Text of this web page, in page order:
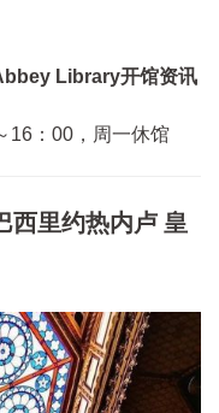
Library开馆资讯
16：00，周一休馆
西里约热内卢 皇